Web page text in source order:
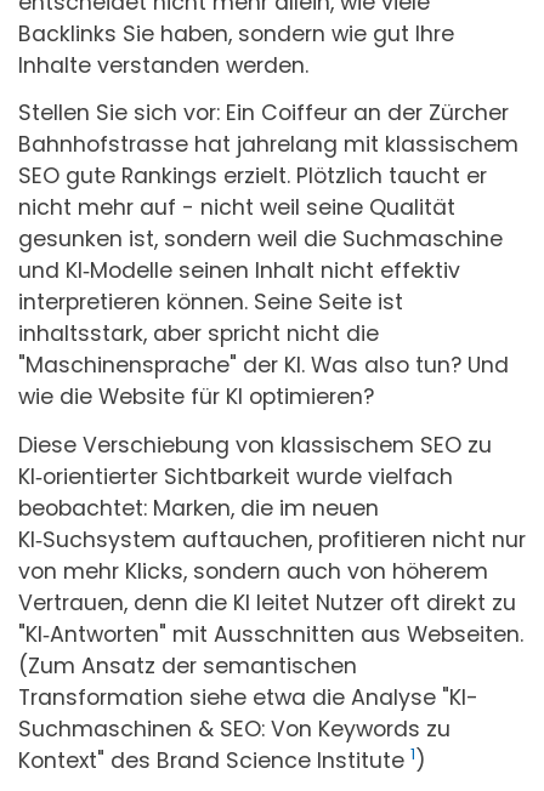
Backlinks Sie haben, sondern wie gut Ihre
Inhalte verstanden werden.
Stellen Sie sich vor: Ein Coiffeur an der Zürcher
Bahnhofstrasse hat jahrelang mit klassischem
SEO gute Rankings erzielt. Plötzlich taucht er
nicht mehr auf - nicht weil seine Qualität
gesunken ist, sondern weil die Suchmaschine
und KI‑Modelle seinen Inhalt nicht effektiv
interpretieren können. Seine Seite ist
inhaltsstark, aber spricht nicht die
"Maschinensprache" der KI. Was also tun? Und
wie die Website für KI optimieren?
Diese Verschiebung von klassischem SEO zu
KI‑orientierter Sichtbarkeit wurde vielfach
beobachtet: Marken, die im neuen
KI‑Suchsystem auftauchen, profitieren nicht nur
von mehr Klicks, sondern auch von höherem
Vertrauen, denn die KI leitet Nutzer oft direkt zu
"KI‑Antworten" mit Ausschnitten aus Webseiten.
(Zum Ansatz der semantischen
Transformation siehe etwa die Analyse "KI-
Suchmaschinen & SEO: Von Keywords zu
Kontext" des Brand Science Institute 1)